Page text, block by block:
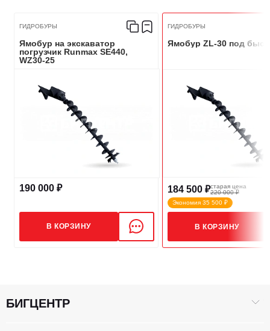
ГИДРОБУРЫ
Ямобур на экскаватор
погрузчик Runmax SE440,
WZ30-25
190 000 ₽
В КОРЗИНУ
ГИДРОБУРЫ
Ямобур ZL-30 под
184 500 ₽старая цена
220 000 ₽
Экономия 35 500 ₽
В КОРЗИНУ
БИГЦЕНТР